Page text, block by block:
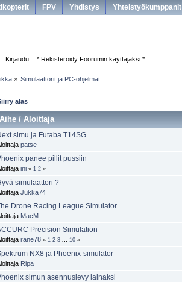
FPV Yhdistys Yhteistyökumppanit
Kirjaudu * Rekisteröidy Foorumin käyttäjäksi *
» Simulaattorit ja PC-ohjelmat
alas
Aihe /Aloittaja
simu ja Futaba T14SG
patse
panee pillit pussiin
ini « 1 2 »
simulaattori ?
Jukka74
Drone Racing League Simulator
MacM
Precision Simulation
rane78 « 1 2 3 10 »
NX8 ja Phoenix-simulator
Ripa
simun asennuslevy lainaksi